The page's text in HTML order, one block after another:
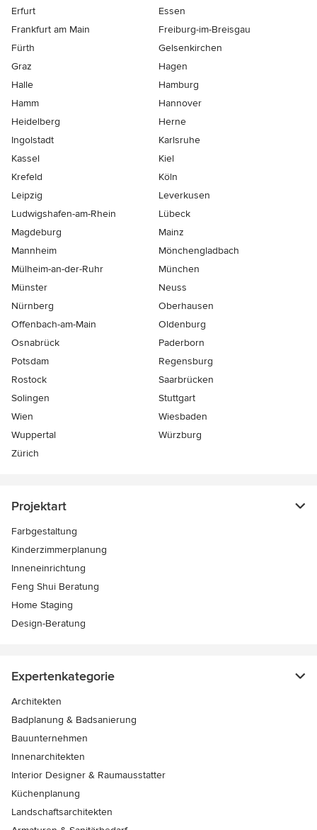
Erfurt
Essen
Frankfurt am Main
Freiburg-im-Breisgau
Fürth
Gelsenkirchen
Graz
Hagen
Halle
Hamburg
Hamm
Hannover
Heidelberg
Herne
Ingolstadt
Karlsruhe
Kassel
Kiel
Krefeld
Köln
Leipzig
Leverkusen
Ludwigshafen-am-Rhein
Lübeck
Magdeburg
Mainz
Mannheim
Mönchen­gladbach
Mülheim-an-der-Ruhr
München
Münster
Neuss
Nürnberg
Oberhausen
Offenbach-am-Main
Oldenburg
Osnabrück
Paderborn
Potsdam
Regensburg
Rostock
Saarbrücken
Solingen
Stuttgart
Wien
Wiesbaden
Wuppertal
Würzburg
Zürich
Projektart
Farbgestaltung
Kinderzimmerplanung
Inneneinrichtung
Feng Shui Beratung
Home Staging
Design-Beratung
Expertenkategorie
Architekten
Badplanung & Badsanierung
Bauunternehmen
Innenarchitekten
Interior Designer & Raumausstatter
Küchenplanung
Landschaftsarchitekten